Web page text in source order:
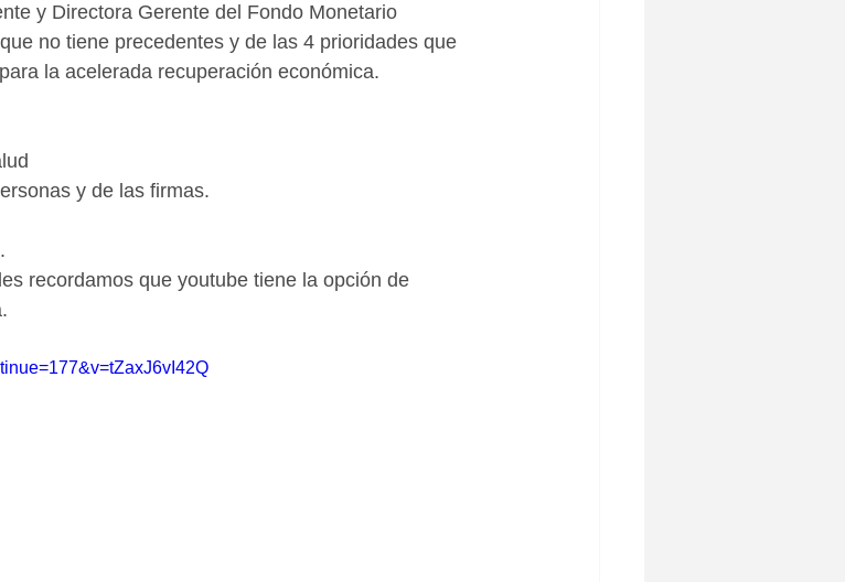
y Directora Gerente del Fondo Monetario
no tiene precedentes y de las 4 prioridades que
la acelerada recuperación económica.
y de las firmas.
recordamos que youtube tiene la opción de